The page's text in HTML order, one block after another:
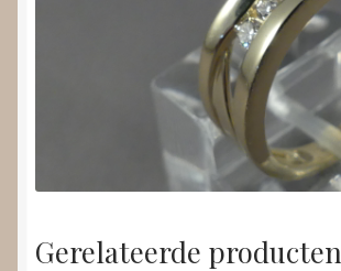
Gerelateerde producten